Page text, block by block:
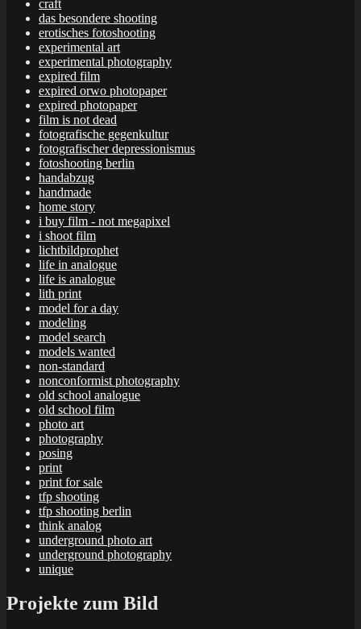
craft
das besondere shooting
erotisches fotoshooting
experimental art
experimental photography
expired film
expired orwo photopaper
expired photopaper
film is not dead
fotografische gegenkultur
fotografischer depressionismus
fotoshooting berlin
handabzug
handmade
home story
i buy film - not megapixel
i shoot film
lichtbildprophet
life in analogue
life is analogue
lith print
model for a day
modeling
model search
models wanted
non-standard
nonconformist photography
old school analogue
old school film
photo art
photography
posing
print
print for sale
tfp shooting
tfp shooting berlin
think analog
underground photo art
underground photography
unique
Projekte zum Bild